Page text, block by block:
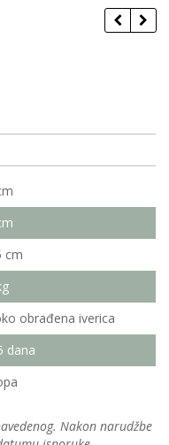
cm
obrađena iverica
dana
Nakon narudžbe